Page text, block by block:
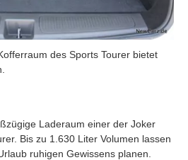
des Sports Tourer bietet
Laderaum einer der Joker
Bis zu 1.630 Liter Volumen lassen
ruhigen Gewissens planen.